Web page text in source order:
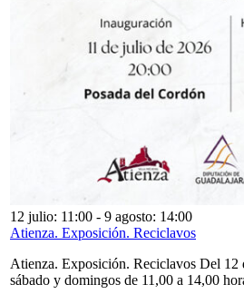
12 julio: 11:00 - 9 agosto: 14:00
Atienza. Exposición. Reciclavos
Atienza. Exposición. Reciclavos Del 12
sábado y domingos de 11,00 a 14,00